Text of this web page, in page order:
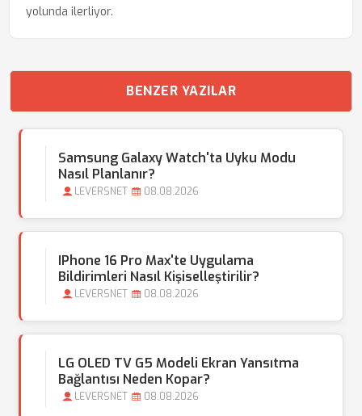
yolunda ilerliyor.
BENZER YAZILAR
Samsung Galaxy Watch'ta Uyku Modu
Nasıl Planlanır?
LEVERSNET 08.08.2026
IPhone 16 Pro Max'te Uygulama
Bildirimleri Nasıl Kişiselleştirilir?
LEVERSNET 08.08.2026
LG OLED TV G5 Modeli Ekran Yansıtma
Bağlantısı Neden Kopar?
LEVERSNET 08.08.2026